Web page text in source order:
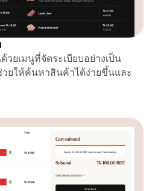
ยเมนูที่จัดระเบียบอย่างเป็น
ยให้ค้นหาสินค้าได้ง่ายขึ้นและ